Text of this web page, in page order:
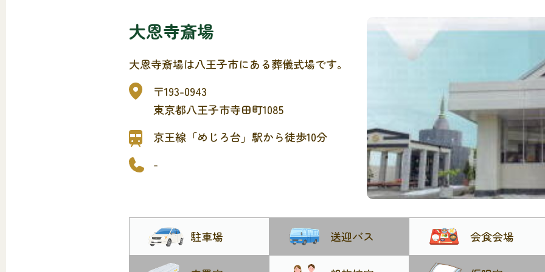
大恩寺斎場
大恩寺斎場は八王子市にある葬儀式場です。
〒193-0943
東京都八王子市寺田町1085
京王線「めじろ台」駅から徒歩10分
-
駐車場 送迎バス 会食会場